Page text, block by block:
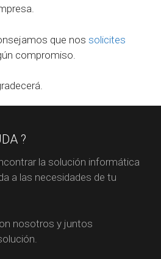
que nos solicites
compromiso.
?
la solución informática
a las necesidades de tu
nosotros y juntos